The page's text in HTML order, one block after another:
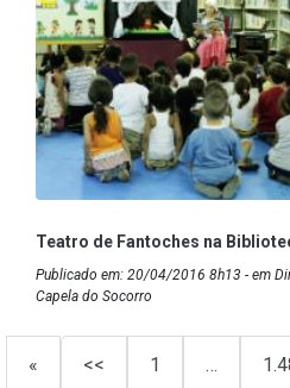
Teatro de Fantoches na
Publicado em: 20/04/2016 8h13 - em
Capela do Socorro
« << 1 …